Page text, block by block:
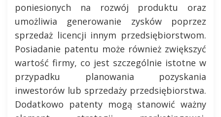
poniesionych na rozwój produktu oraz
umożliwia generowanie zysków poprzez
sprzedaż licencji innym przedsiębiorstwom.
Posiadanie patentu może również zwiększyć
wartość firmy, co jest szczególnie istotne w
przypadku planowania pozyskania
inwestorów lub sprzedaży przedsiębiorstwa.
Dodatkowo patenty mogą stanowić ważny